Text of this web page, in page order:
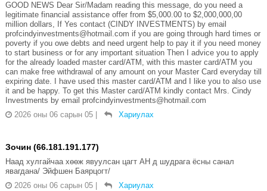
GOOD NEWS Dear Sir/Madam reading this message, do you need a
legitimate financial assistance offer from $5,000.00 to $2,000,000,00
million dollars, If Yes contact (CINDY INVESTMENTS) by email
profcindyinvestments@hotmail.com if you are going through hard times or
poverty if you owe debts and need urgent help to pay it if you need money
to start business or for any important situation Then I advice you to apply
for the already loaded master card/ATM, with this master card/ATM you
can make free withdrawal of any amount on your Master Card everyday till
expiring date. I have used this master card/ATM and I like you to also use
it and be happy. To get this Master card/ATM kindly contact Mrs. Cindy
Investments by email profcindyinvestments@hotmail.com
2026 оны 06 сарын 05
Хариулах
Зочин (66.181.191.177)
Наад хулгайчаа хөөж явуулсан цагт АН д шудрага ёсны санал
явагдана/ Эйфшен Баярцогт/
2026 оны 06 сарын 05
Хариулах